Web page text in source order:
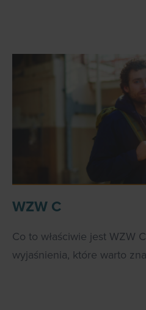
WZW C
Co to właściwie jest WZW
wyjaśnienia, które warto